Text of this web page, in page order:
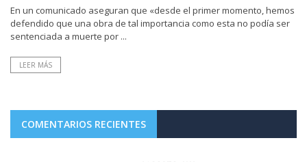
En un comunicado aseguran que «desde el primer momento, hemos
defendido que una obra de tal importancia como esta no podía ser
sentenciada a muerte por ...
LEER MÁS
COMENTARIOS RECIENTES